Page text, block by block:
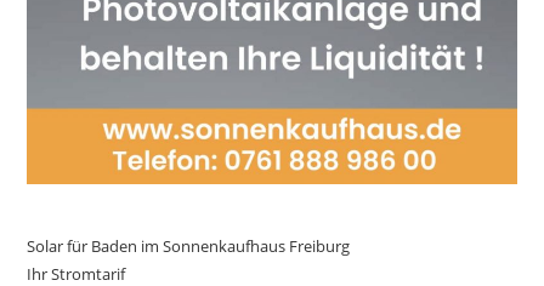
Solar für Baden im Sonnenkaufhaus Freiburg
Ihr Stromtarif